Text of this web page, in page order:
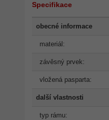
Specifikace
obecné informace
materiál:
závěsný prvek:
vložená pasparta:
další vlastnosti
typ rámu: